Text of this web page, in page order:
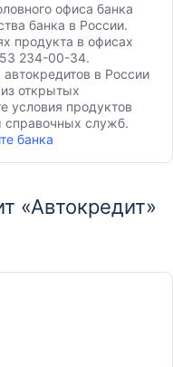
офиса банка
банка в России.
продукта в офисах
234-00-34.
в России
открытых
условия продуктов
справочных служб.
банка
«Автокредит»